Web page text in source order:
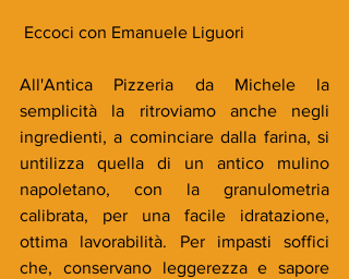
Eccoci con Emanuele Liguori
All'Antica Pizzeria da Michele la
semplicità la ritroviamo anche negli
ingredienti, a cominciare dalla farina, si
untilizza quella di un antico mulino
napoletano, con la granulometria
calibrata, per una facile idratazione,
ottima lavorabilità. Per impasti soffici
che, conservano leggerezza e sapore